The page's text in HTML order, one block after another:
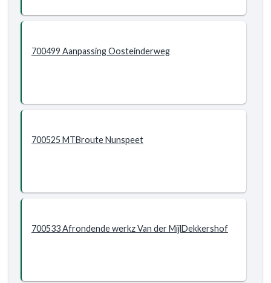
700499 Aanpassing Oosteinderweg
700525 MTBroute Nunspeet
700533 Afrondende werkz Van der MijlDekkershof